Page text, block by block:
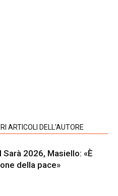
ARTICOLI DELL'AUTORE
Sarà 2026, Masiello: «È
della pace»